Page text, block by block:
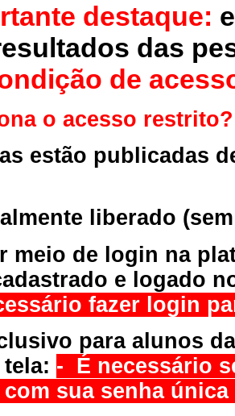
destaque:
das
de
o acesso restrito?
estão publicadas
liberado
meio de login na
e logado
fazer login
para alunos
tela: - É necessário
sua senha